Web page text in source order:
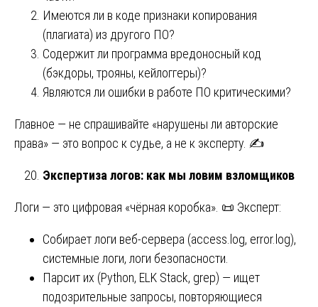
Имеются ли в коде признаки копирования
(плагиата) из другого ПО?
Содержит ли программа вредоносный код
(бэкдоры, трояны, кейлоггеры)?
Являются ли ошибки в работе ПО критическими?
Главное — не спрашивайте «нарушены ли авторские
права» — это вопрос к судье, а не к эксперту. ✍️
Экспертиза логов: как мы ловим взломщиков
Логи — это цифровая «чёрная коробка». 📜 Эксперт:
Собирает логи веб-сервера (access.log, error.log),
системные логи, логи безопасности.
Парсит их (Python, ELK Stack, grep) — ищет
подозрительные запросы, повторяющиеся